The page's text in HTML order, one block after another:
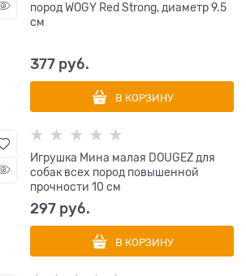
пород WOGY Red Strong, диаметр 9.5
см
377 руб.
В КОРЗИНУ
Игрушка Мина малая DOUGEZ для
собак всех пород повышенной
прочности 10 см
297 руб.
В КОРЗИНУ